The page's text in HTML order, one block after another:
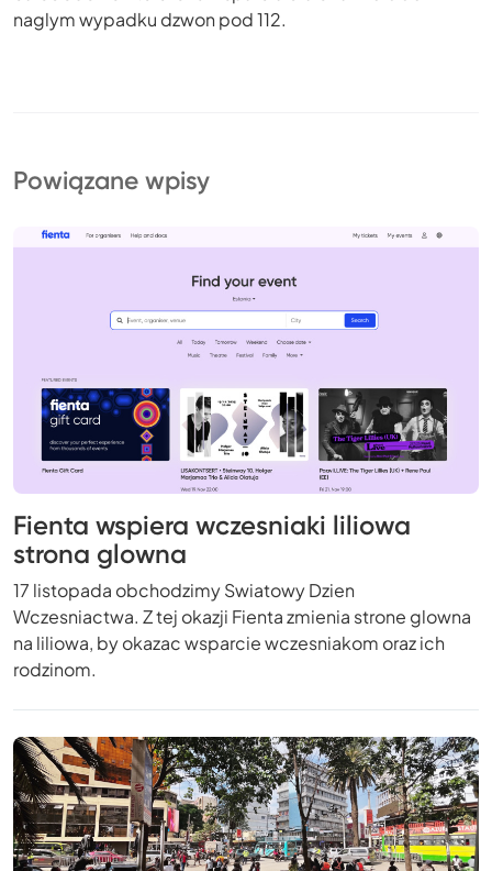
naglym wypadku dzwon pod 112.
Powiązane wpisy
Fienta wspiera wczesniaki liliowa
strona glowna
17 listopada obchodzimy Swiatowy Dzien
Wczesniactwa. Z tej okazji Fienta zmienia strone glowna
na liliowa, by okazac wsparcie wczesniakom oraz ich
rodzinom.